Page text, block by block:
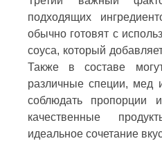
подходящих
обычно готовят с
соуса, который
Также в составе
различные специи, мед
соблюдать пропорции
качественные
идеальное сочетание